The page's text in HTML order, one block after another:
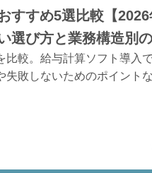
すすめ5選比較【
選び方と業務構造別
比較。給与計算ソフト導入
失敗しないためのポイント